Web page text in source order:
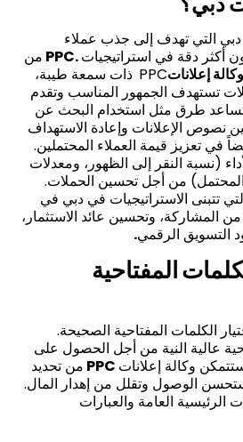
التي تهدف إلى جذب عملاء
أكثر دقة في استراتيجياتPPC. من
وكالة إعلاناتPPC ذات سمعة طيبة،
تستهدف الجمهور المناسب وتقدم
تساعد طرق مثل استخدام البحث عن
نصوص الإعلانات وإعادة الاستهداف
في تعزيز قيمة العملاء المحتملين.
(نسبة النقر إلى الظهور، ومعدلات
المحتمل) من أجل تحسين الحملات.
تتبنى الاستراتيجيات في دبي في
المشاركة، وتحسين عائد الاستثمار،
التسويق الرقمي.
المفتاحية
الكلمات المفتاحية الصحيحة.
عالية النية من أجل الحصول على
وكالة إعلانات PPC من تحديد
الوصول وتقلل من إهدار المال.
الرئيسية العامة والعبارات